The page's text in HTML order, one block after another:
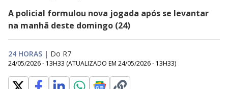
A policial formulou nova jogada após se levantar
na manhã deste domingo (24)
24 HORAS | Do R7
24/05/2026 - 13H33 (ATUALIZADO EM 24/05/2026 - 13H33)